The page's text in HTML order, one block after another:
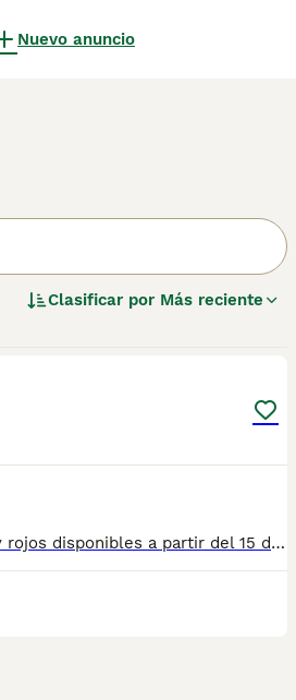
Nuevo anuncio
Clasificar por Más reciente
Hembra y macho de caniche toy rojos disponibles a partir del 15 de agosto. Se entregan vacunados, desparasitados con cartilla veterinaria, chip y pasaporte europeo. Precio macho 1.600€ y hembra 1.800€.